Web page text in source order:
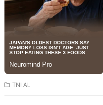
TNI AL